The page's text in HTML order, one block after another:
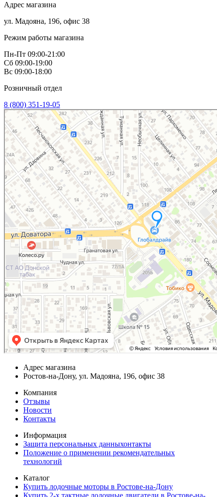
Адрес магазина
ул. Мадояна, 196, офис 38
Режим работы магазина
Пн-Пт 09:00-21:00
Сб 09:00-19:00
Вс 09:00-18:00
Розничный отдел
8 (800) 351-19-05
Адрес магазина
Ростов-на-Дону, ул. Мадояна, 196, офис 38
Компания
Отзывы
Новости
Контакты
Информация
Защита персональных данныхонтакты
Положение о применении рекомендательных
технологий
Каталог
Купить лодочные моторы в Ростове-на-Дону